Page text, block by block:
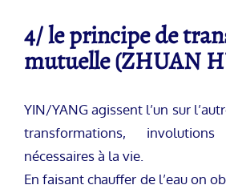
4/ le principe de
mutuelle (ZHUAN
YIN/YANG agissent l’un sur
transformations,
nécessaires à la vie.
En faisant chauffer de l’eau on